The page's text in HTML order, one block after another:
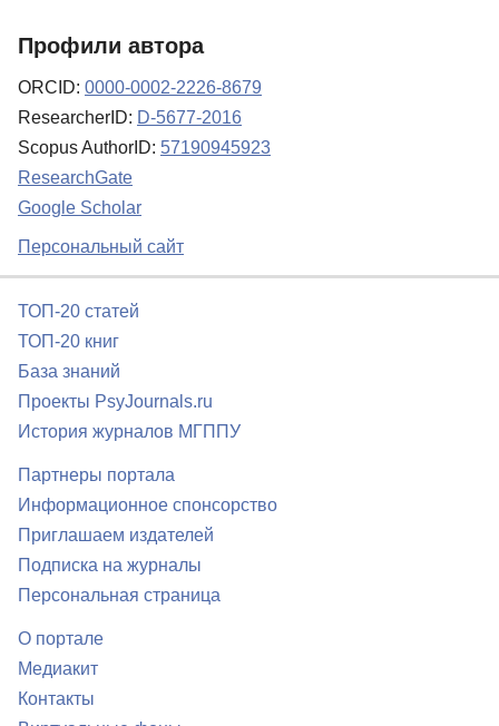
Профили автора
ORCID: 0000-0002-2226-8679
ResearcherID: D-5677-2016
Scopus AuthorID: 57190945923
ResearchGate
Google Scholar
Персональный сайт
ТОП-20 статей
ТОП-20 книг
База знаний
Проекты PsyJournals.ru
История журналов МГППУ
Партнеры портала
Информационное спонсорство
Приглашаем издателей
Подписка на журналы
Персональная страница
О портале
Медиакит
Контакты